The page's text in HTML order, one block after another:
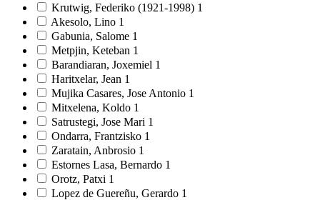
Krutwig, Federiko (1921-1998) 1
Akesolo, Lino 1
Gabunia, Salome 1
Metpjin, Keteban 1
Barandiaran, Joxemiel 1
Haritxelar, Jean 1
Mujika Casares, Jose Antonio 1
Mitxelena, Koldo 1
Satrustegi, Jose Mari 1
Ondarra, Frantzisko 1
Zaratain, Anbrosio 1
Estornes Lasa, Bernardo 1
Orotz, Patxi 1
Lopez de Guereñu, Gerardo 1